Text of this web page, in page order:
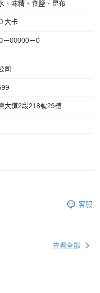
、味精、食鹽、昆布
大卡
－00000－0
司
大道2段218號29樓
客服
查看全部